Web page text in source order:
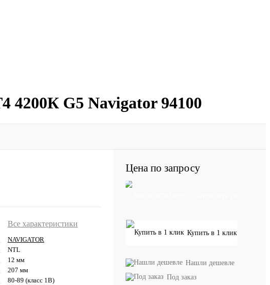
4200К G5 Navigator 94100
Все характеристики
NAVIGATOR
NTL
12 мм
207 мм
80-89 (класс 1В)
Цена по запросу
Купить в 1 клик
Нашли дешевле
Под заказ